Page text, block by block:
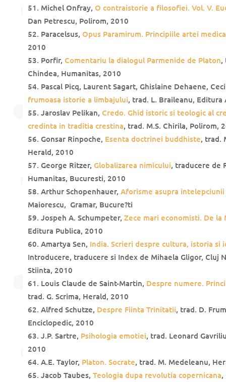
Michel Onfray, O contraistorie a filosofiei. Vol. V.
Dan Petrescu, Polirom, 2010
Paracelsus, Opus Paramirum. Principiile artei
2010
Porfir, Comentariu la dialogul Parmenide de Platon,
Chindea, Humanitas, 2010
Pascal Picq, Laurent Sagart, Ghislaine Dehaene,
frumoasa istorie a limbajului, trad. L. Braileanu, Editura
Jaroslav Pelikan, Credo. Ghid istoric si teologic al
credinta in traditia crestina, trad. M.S. Chirila, Polirom,
Gonsar Rinpoche, Esenta doctrinei buddhiste, trad.
Herald, 2010
George Ritzer, Globalizarea nimicului, traducere de
Humanitas, Bucuresti, 2010
Arthur Schopenhauer, Aforisme asupra
Maiorescu, Gramar, Bucure?ti
Jospeh A. Schumpeter, Zece mari economisti. De la
Editura Publica, 2010
Amartya Sen, India. Scrieri despre cultura, istoria si
Introducere, traducere si Index de Mihaela Gligor, Cluj
Stiinta, 2010
Louis Claude de Saint-Martin, Despre numere.
trad. G. Scrima, Herald, 2010
Alfred Schutze, Despre Fiinta Trinitatii, trad. D.
Enciclopedic, 2010
J.P. Sartre, Psihologia emotiei, trad. Leonard
2010
A.E. Taylor, Platon. Socrate, trad. M. Medeleanu,
Jacob Taubes, Teologia dupa revolutia copernicana,